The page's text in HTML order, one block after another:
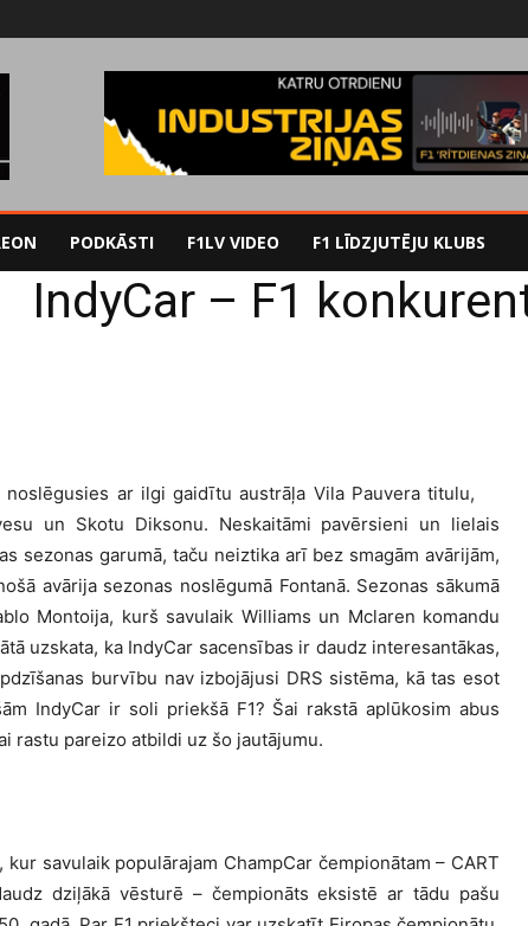
PODKĀSTI F1LV VIDEO F1 LĪDZJUTĒJU KLUBS
IndyCar – F1
ar ilgi gaidītu austrāļa Vila Pauvera titulu,
un Skotu Diksonu. Neskaitāmi pavērsieni un lielais
sezonas garumā, taču neiztika arī bez smagām avārijām,
avārija sezonas noslēgumā Fontanā. Sezonas sākumā
Montoija, kurš savulaik Williams un Mclaren komandu
uzskata, ka IndyCar sacensības ir daudz interesantākas,
burvību nav izbojājusi DRS sistēma, kā tas esot
IndyCar ir soli priekšā F1? Šai rakstā aplūkosim abus
rastu pareizo atbildi uz šo jautājumu.
savulaik populārajam ChampCar čempionātam – CART
dziļākā vēsturē – čempionāts eksistē ar tādu pašu